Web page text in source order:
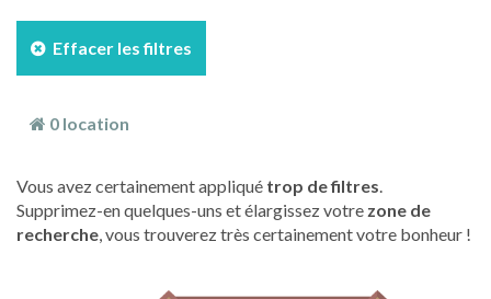
Effacer les filtres
0 location
Vous avez certainement appliqué trop de filtres.
Supprimez-en quelques-uns et élargissez votre zone de
recherche, vous trouverez très certainement votre bonheur !